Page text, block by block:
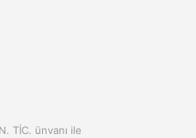
TİC. ünvanı ile